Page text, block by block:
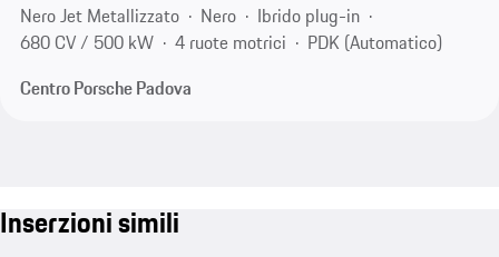
Nero Jet Metallizzato
Nero
Ibrido plug-in
680 CV / 500 kW
4 ruote motrici
PDK (Automatico)
Centro Porsche Padova
Inserzioni simili